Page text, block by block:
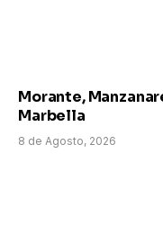
Morante,
Marbella
8 de Agosto, 2026